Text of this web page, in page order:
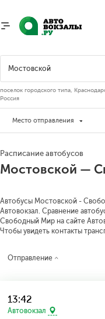
поселок городского типа,
Россия
Место отправления
Расписание автобусов
Мостовской —
Автобусы Мостовской -
Автовокзал. Сравнение
Свободный Мир на сайте
Чтобы увидеть контакты
Отправление
13:42
Автовокзал